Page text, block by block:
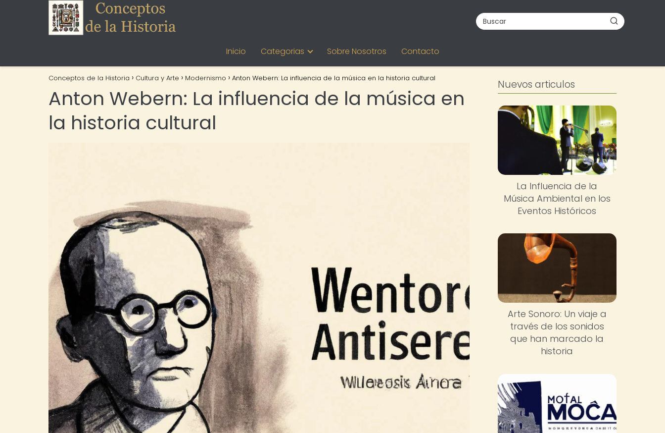
Inicio Categorias Sobre Nosotros Contacto
Conceptos de la Historia Cultura y Arte Modernismo Anton Webern: La influencia de la música en la historia cultural
Anton Webern: La influencia de la música en
la historia cultural
Nuevos articulos
La Influencia de la
Música Ambiental en los
Eventos Históricos
Arte Sonoro: Un viaje a
través de los sonidos
que han marcado la
historia